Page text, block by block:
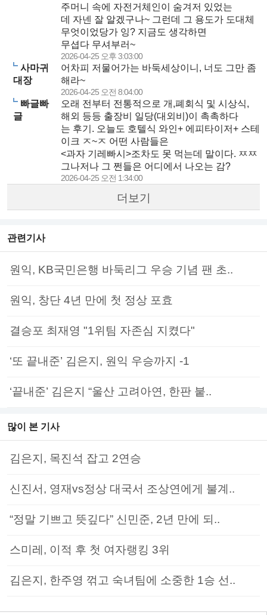
주머니 속에 자전거체인이 숨겨저 있었는
데 자넨 잘 알겠구나~ 그런데 그 용도가 도대체
무엇이었당가 잉? 지금도 생각하면
무셥다 무셔부러~
2026-04-25 오후 3:03:00
사마귀
대장
어차피 저물어가는 바둑세상이니, 너도 그만 좀
해라~
2026-04-25 오전 8:04:00
빠글빠
글
오래 전부터 전통적으로 개,폐회식 및 시상식,
해외 등등 출장비 일당(대외비)이 촉촉하다
는 후기. 오늘도 호텔식 와인+ 에피타이저+ 스테
이크 ㅈ~ㅈ 어떤 사람들은
<과자 기레빠시>조차도 못 먹는데 말이다. ㅉㅉ
그나저나 그 쩐들은 어디에서 나오는 감?
2026-04-25 오전 1:34:00
더보기
관련기사
원익, KB국민은행 바둑리그 우승 기념 팬 초..
원익, 창단 4년 만에 첫 정상 포효
결승포 최재영 "1위팀 자존심 지켰다"
‘또 끝내준’ 김은지, 원익 우승까지 -1
‘끝내준’ 김은지 “울산 고려아연, 한판 붙..
많이 본 기사
김은지, 목진석 잡고 2연승
신진서, 영재vs정상 대국서 조상연에게 불계..
“정말 기쁘고 뜻깊다” 신민준, 2년 만에 되..
스미레, 이적 후 첫 여자랭킹 3위
김은지, 한주영 꺾고 숙녀팀에 소중한 1승 선..